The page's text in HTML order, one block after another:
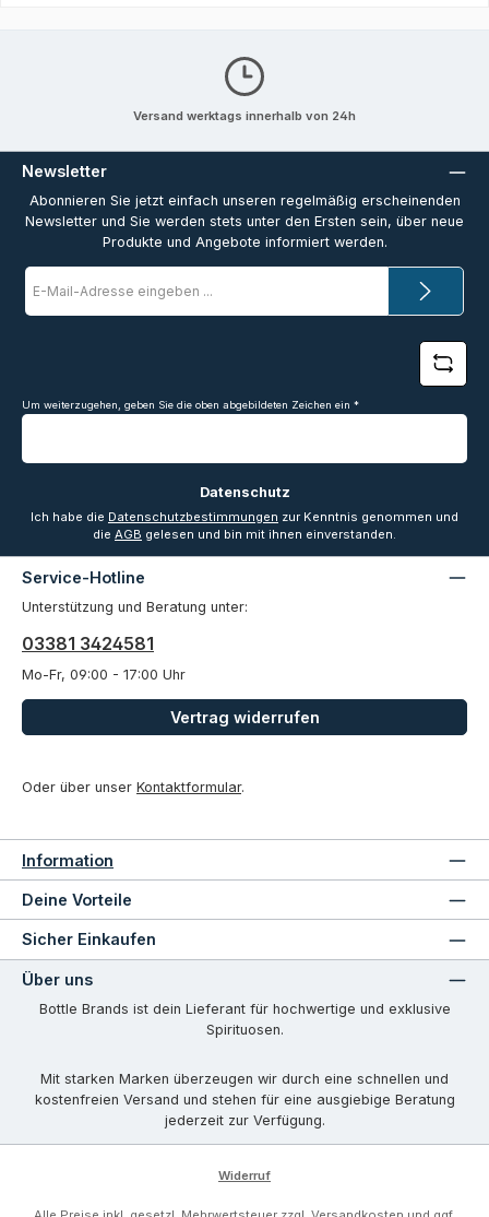
Versand werktags innerhalb von 24h
Newsletter
Abonnieren Sie jetzt einfach unseren regelmäßig erscheinenden
Newsletter und Sie werden stets unter den Ersten sein, über neue
Produkte und Angebote informiert werden.
E-
Mail-
*
Um weiterzugehen, geben Sie die oben abgebildeten Zeichen ein *
Datenschutz
Ich habe die Datenschutzbestimmungen zur Kenntnis genommen und
die AGB gelesen und bin mit ihnen einverstanden.
Service-Hotline
Unterstützung und Beratung unter:
03381 3424581
Mo-Fr, 09:00 - 17:00 Uhr
Vertrag widerrufen
Oder über unser Kontaktformular.
Information
Deine Vorteile
Sicher Einkaufen
Über uns
Bottle Brands ist dein Lieferant für hochwertige und exklusive
Spirituosen.
Mit starken Marken überzeugen wir durch eine schnellen und
kostenfreien Versand und stehen für eine ausgiebige Beratung
jederzeit zur Verfügung.
Widerruf